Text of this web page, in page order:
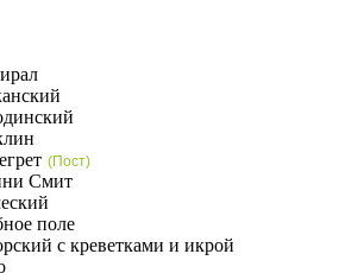
(Пост)
Смит
поле
с креветками и икрой